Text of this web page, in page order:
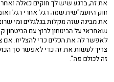
את זה, ברגע שיש לך חוקים כאלה
חוק היועמ"שית שמה רגל אחרי רגל
את מבינה שזה מקלות בגלגלים ומי
שאחראי על הביטחון לרוץ עם
לאפשר לה את הכלים כדי להצליח. אם
צריך לעשות את זה כדי לאפשר סך
זה לכולם פה".